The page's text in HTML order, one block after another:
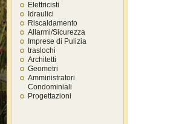
Elettricisti
Idraulici
Riscaldamento
Allarmi/Sicurezza
Imprese di Pulizia
traslochi
Architetti
Geometri
Amministratori
Condominiali
Progettazioni